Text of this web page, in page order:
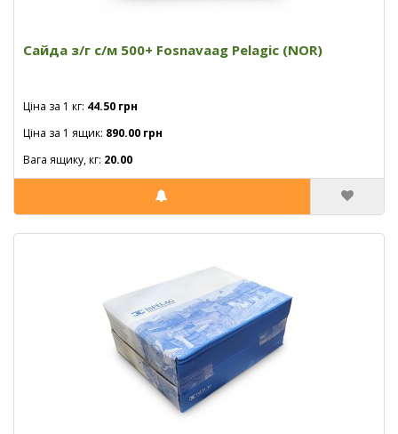
Сайда з/г с/м 500+ Fosnavaag Pelagic (NOR)
Ціна за 1 кг: 44.50 грн
Ціна за 1 ящик: 890.00 грн
Вага ящику, кг: 20.00